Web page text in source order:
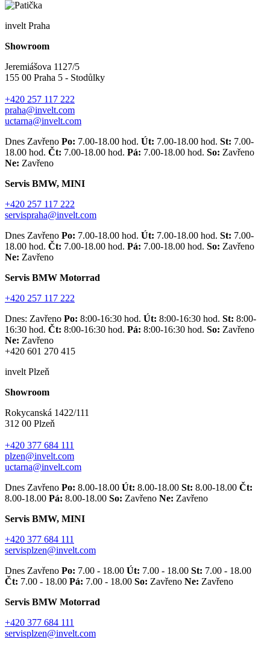
invelt Praha
Showroom
Jeremiášova 1127/5
155 00 Praha 5 - Stodůlky
+420 257 117 222
praha@invelt.com
uctarna@invelt.com
Dnes Zavřeno Po: 7.00-18.00 hod. Út: 7.00-18.00 hod. St: 7.00-
18.00 hod. Čt: 7.00-18.00 hod. Pá: 7.00-18.00 hod. So: Zavřeno
Ne: Zavřeno
Servis BMW, MINI
+420 257 117 222
servispraha@invelt.com
Dnes Zavřeno Po: 7.00-18.00 hod. Út: 7.00-18.00 hod. St: 7.00-
18.00 hod. Čt: 7.00-18.00 hod. Pá: 7.00-18.00 hod. So: Zavřeno
Ne: Zavřeno
Servis BMW Motorrad
+420 257 117 222
Dnes: Zavřeno Po: 8:00-16:30 hod. Út: 8:00-16:30 hod. St: 8:00-
16:30 hod. Čt: 8:00-16:30 hod. Pá: 8:00-16:30 hod. So: Zavřeno
Ne: Zavřeno
+420 601 270 415
invelt Plzeň
Showroom
Rokycanská 1422/111
312 00 Plzeň
+420 377 684 111
plzen@invelt.com
uctarna@invelt.com
Dnes Zavřeno Po: 8.00-18.00 Út: 8.00-18.00 St: 8.00-18.00 Čt:
8.00-18.00 Pá: 8.00-18.00 So: Zavřeno Ne: Zavřeno
Servis BMW, MINI
+420 377 684 111
servisplzen@invelt.com
Dnes Zavřeno Po: 7.00 - 18.00 Út: 7.00 - 18.00 St: 7.00 - 18.00
Čt: 7.00 - 18.00 Pá: 7.00 - 18.00 So: Zavřeno Ne: Zavřeno
Servis BMW Motorrad
+420 377 684 111
servisplzen@invelt.com